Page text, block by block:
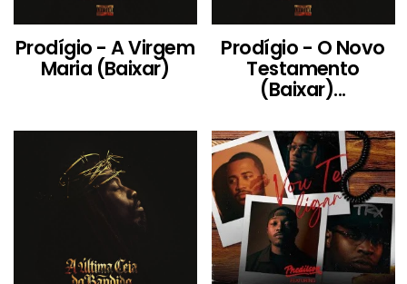
Prodígio - A Virgem
Maria (Baixar)
Prodígio - O Novo
Testamento
(Baixar)...